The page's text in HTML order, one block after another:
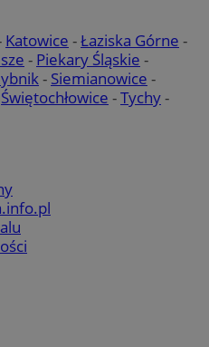
Katowice -Łaziska Górne -
- Piekary Śląskie -
- Siemianowice -
Świętochłowice -Tychy-